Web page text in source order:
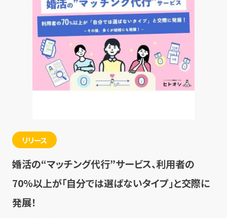
リリース
婚活の“マッチング代行”サービス、利用者の
70%以上が「自分では選ばないタイプ」と交際に
発展！